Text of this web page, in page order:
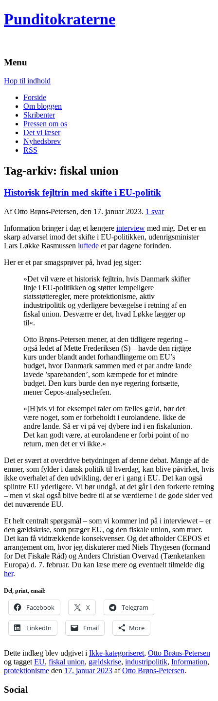
Punditokraterne
Menu
Hop til indhold
Forside
Om bloggen
Skribenter
Pressen om os
Det vi læser
Nyhedsbrev
RSS
Tag-arkiv: fiskal union
Historisk fejltrin med skifte i EU-politik
Af Otto Brøns-Petersen, den 17. januar 2023. 1 svar
Information bringer i dag et længere interview med mig. Det er en
skarp advarsel imod det skifte i EU-politikken, udenrigsminister
Lars Løkke Rasmussen luftede et par dagene forinden.
Her er et par smagsprøver på, hvad jeg siger:
»Det vil være et historisk fejltrin, hvis Danmark skifter
linje i EU-politikken og støtter lempeligere
statsstøtteregler, mere protektionisme, aktiv
industripolitik og yderligere bevægelse i retning af en
fiskal union. Desværre er det, hvad Løkke lægger op
til«.
Otto Brøns-Petersen mener, at den tidligere regering –
også ledet af Mette Frederiksen (S) – havde den rigtige
kurs under blandt andet forhandlingerne om EU’s
budget, hvor Danmark sammen med et par andre lande
lavede ’sparebanden’, som kæmpede for et mindre
budget. Den kurs burde den nye regering fortsætte,
mener Cepos-analysechefen.
»[H]vis vi for eksempel taler om fælles gæld, bør det
være noget, som er forbeholdt i eurolandene. Ikke de
andre lande. Så er vi på vej dybere ind i en fiskalunion.
Det kan godt være, at eurolandene er forbi point of no
return, men det er vi ikke.«
Det er svært at overdrive betydningen af denne debat. Mange af de
emner, som fylder i dansk politik til hverdag, kan blive påvirket, hvis
ikke overhalet af den udvikling, der er i gang i EU. Det kan også
splintre EU yderligere. Vi bør undgå, at det går i den forkerte retning
– men vi skal også blive bedre til at se værdierne i de gode sider ved
det nuværende EU.
Et helt centralt spørgsmål – som vi kommer ind på i interviewet – er
den gældskrise, som præger EU, og den fiskale union, som truer.
Det kan få vidtrækkende konsekvenser. Og det afholder CEPOS et
arrangement om, hvor jeg diskuterer med Niels Thygesen (formand
for Det Fiskale Råd) og Anders Christian Overvad (Tænketanken
Europa) d. 7. februar. Du kan læse mere og eventuelt tilmelde dig
her.
Del, print, email:
Facebook X Telegram
LinkedIn Email More
Dette indlæg blev udgivet i Ikke-kategoriseret, Otto Brøns-Petersen
og tagget EU, fiskal union, gældskrise, industripolitik, Information,
protektionisme den 17. januar 2023 afOtto Brøns-Petersen.
Social